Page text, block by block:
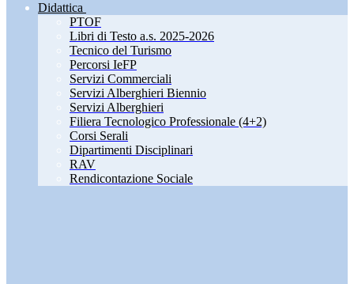
Didattica
PTOF
Libri di Testo a.s. 2025-2026
Tecnico del Turismo
Percorsi IeFP
Servizi Commerciali
Servizi Alberghieri Biennio
Servizi Alberghieri
Filiera Tecnologico Professionale (4+2)
Corsi Serali
Dipartimenti Disciplinari
RAV
Rendicontazione Sociale